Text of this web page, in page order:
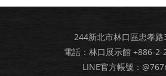
244新北市林口區忠孝
電話：林口展示館 +886-2-
LINE官方帳號：